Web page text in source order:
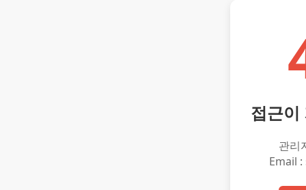
접근이
관리
Email